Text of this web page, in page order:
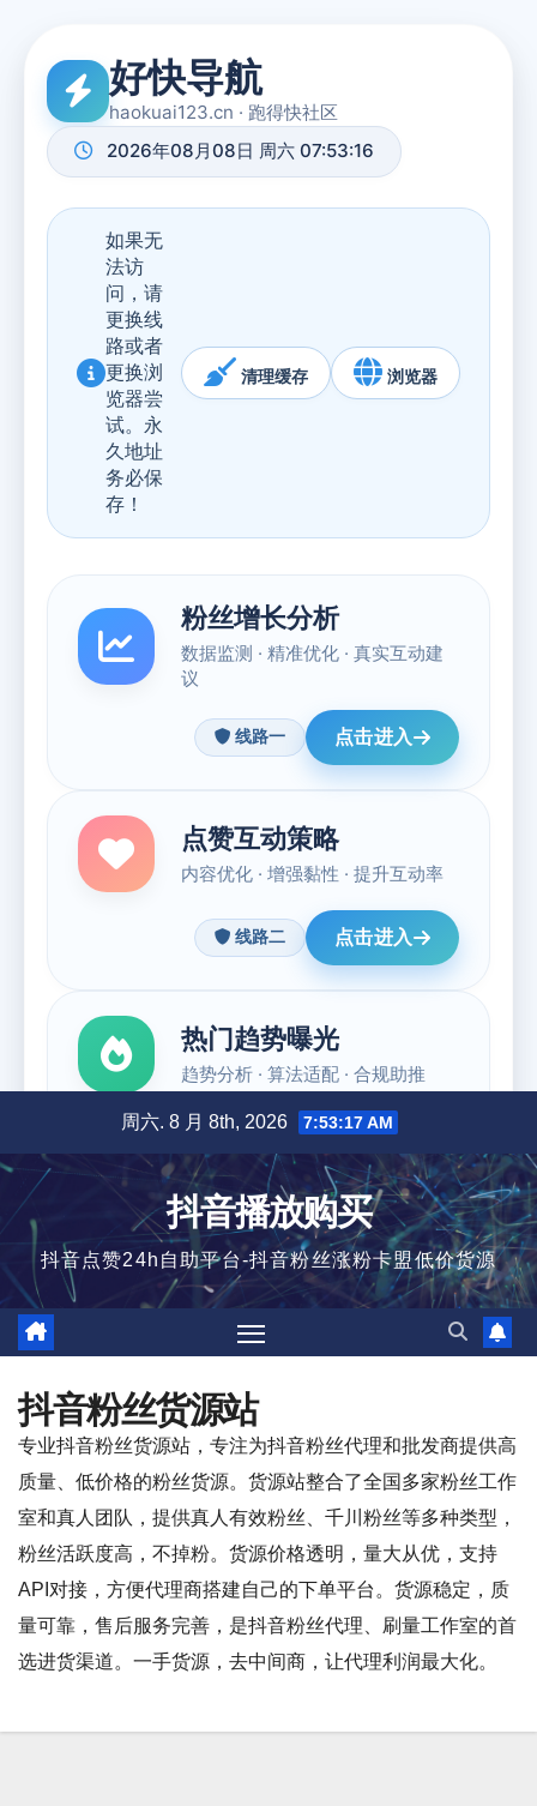
内
容
周六. 8 月 8th, 2026 7:53:18 AM
抖音播放购买
抖音点赞24h自助平台-抖音粉丝涨粉卡盟低价货源
抖音粉丝货源站
专业抖音粉丝货源站，专注为抖音粉丝代理和批发商提供高
质量、低价格的粉丝货源。货源站整合了全国多家粉丝工作
室和真人团队，提供真人有效粉丝、千川粉丝等多种类型，
粉丝活跃度高，不掉粉。货源价格透明，量大从优，支持
API对接，方便代理商搭建自己的下单平台。货源稳定，质
量可靠，售后服务完善，是抖音粉丝代理、刷量工作室的首
选进货渠道。一手货源，去中间商，让代理利润最大化。